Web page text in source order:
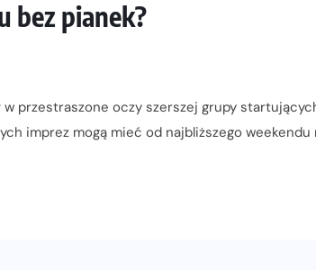
bez pianek?
w przestraszone oczy szerszej grupy
imprez mogą mieć od najbliższego weekendu